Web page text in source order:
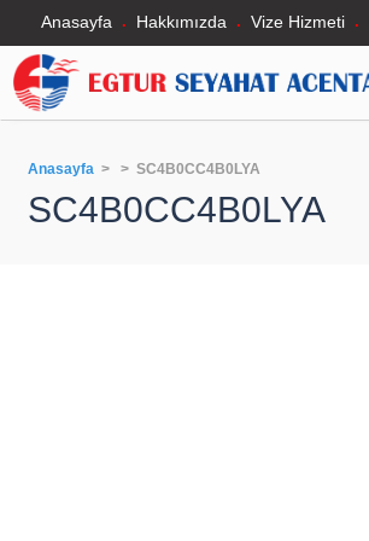
Anasayfa Hakkımızda Vize Hizmeti
Anasayfa > > SC4B0CC4B0LYA
SC4B0CC4B0LYA